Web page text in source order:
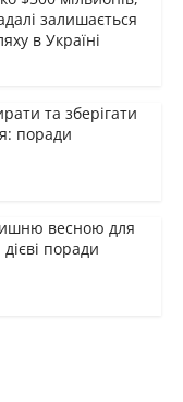
залишається
в Україні
та зберігати
поради
весною для
поради